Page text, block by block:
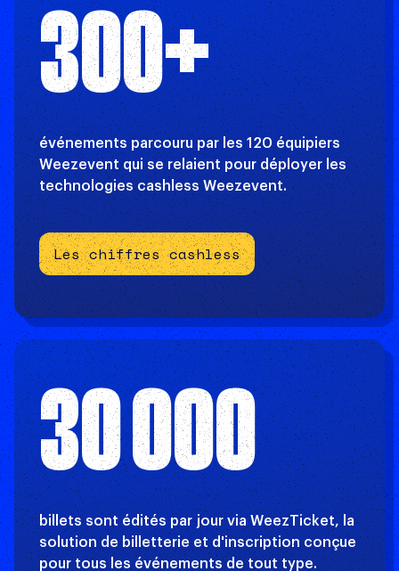
300+
événements parcouru par les 120 équipiers
Weezevent qui se relaient pour déployer les
technologies cashless Weezevent.
Les chiffres cashless
30 000
billets sont édités par jour via WeezTicket, la
solution de billetterie et d'inscription conçue
pour tous les événements de tout type.